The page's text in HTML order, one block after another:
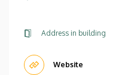
Address in building
Website